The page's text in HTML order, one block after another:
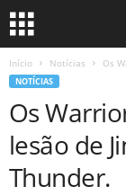
Início Notícias Os
NOTÍCIAS
Os
lesão de
Thunder.